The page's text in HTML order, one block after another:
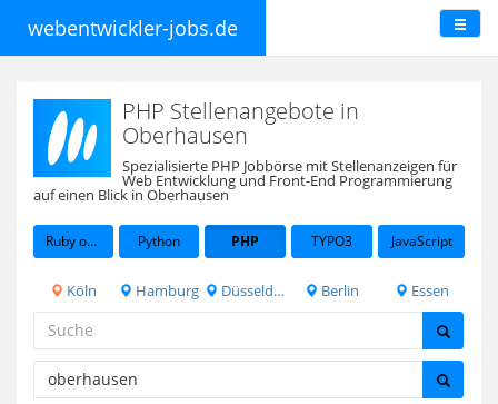
webentwickler-jobs.de
PHP Stellenangebote in
Oberhausen
Spezialisierte PHP Jobbörse mit Stellenanzeigen für
Web Entwicklung und Front-End Programmierung
auf einen Blick in Oberhausen
Ruby on Rails Python PHP TYPO3 JavaScript
Köln Hamburg Düsseldorf Berlin Essen